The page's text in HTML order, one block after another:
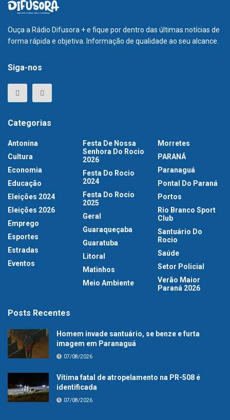
Ouça a Rádio Difusora + e fique por dentro das últimas notícias de
forma rápida e objetiva. Informação de qualidade ao seu alcance.
Siga-nos
Categorias
Antonina
Cultura
Economia
Educação
Eleições 2024
Eleições 2026
Emprego
Esportes
Estradas
Eventos
Festa De Nossa
Senhora Do Rocio
2026
Festa Do Rocio
2024
Festa Do Rocio
2025
Geral
Guaraqueçaba
Guaratuba
Litoral
Matinhos
Meio Ambiente
Morretes
PARANÁ
Paranaguá
Pontal Do Paraná
Portos
Rio Branco Sport
Club
Santuário Do
Rocio
Saúde
Setor Policial
Verão Maior
Paraná 2026
Posts Recentes
Homem invade santuário, se benze e furta
imagem em Paranaguá
07/08/2026
Vítima fatal de atropelamento na PR-508 é
identificada
07/08/2026